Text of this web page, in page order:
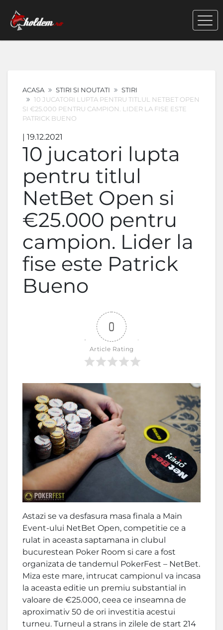
ACASA STIRI SI NOUTATI
STIRI
10 JUCATORI LUPTA PENTRU TITLUL NETBET OPEN
SI €25.000 PENTRU CAMPION. LIDER LA FISE ESTE
PATRICK BUENO
| 19.12.2021
10 jucatori lupta
pentru titlul
NetBet Open si
€25.000 pentru
campion. Lider la
fise este Patrick
Bueno
0
Article Rating
Astazi se va desfasura masa finala a Main
Event-ului NetBet Open, competitie ce a
rulat in aceasta saptamana in clubul
bucurestean Poker Room si care a fost
organizata de tandemul PokerFest – NetBet.
Miza este mare, intrucat campionul va incasa
la aceasta editie un premiu substantial in
valoare de €25.000, ceea ce inseamna de
aproximativ 50 de ori investitia acestui
turneu. Turneul a strans in zilele de start 214